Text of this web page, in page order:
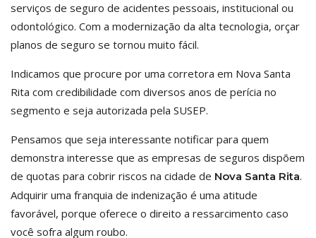
serviços de seguro de acidentes pessoais, institucional ou
odontológico. Com a modernização da alta tecnologia, orçar
planos de seguro se tornou muito fácil.
Indicamos que procure por uma corretora em Nova Santa
Rita com credibilidade com diversos anos de perícia no
segmento e seja autorizada pela SUSEP.
Pensamos que seja interessante notificar para quem
demonstra interesse que as empresas de seguros dispõem
de quotas para cobrir riscos na cidade de Nova Santa Rita.
Adquirir uma franquia de indenização é uma atitude
favorável, porque oferece o direito a ressarcimento caso
você sofra algum roubo.